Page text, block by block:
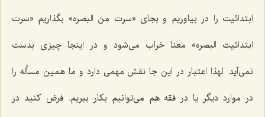
ابتدائیت را در بیاوریم و بجاى «سرت من البصره» بگذاریم «سرت
ابتدائیت البصره» معنا خراب مى‌شود و در اینجا چیزى بدست
نمى‌آید. لهذا اعتبار در این جا نقش مهمى دارد و ما همین مسأله را
در موارد دیگر یا در فقه هم مى‌توانیم بكار ببریم. فرض كنید در